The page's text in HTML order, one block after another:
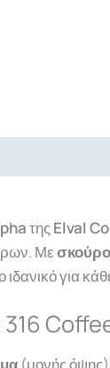
της Elval
Με
για
316